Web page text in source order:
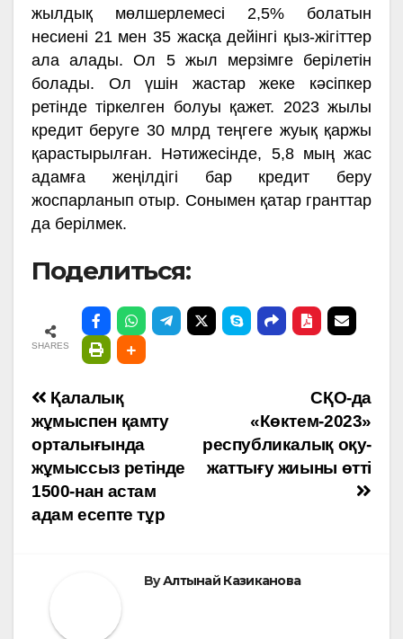
жылдық мөлшерлемесі 2,5% болатын
несиені 21 мен 35 жасқа дейінгі қыз-жігіттер
ала алады. Ол 5 жыл мерзімге берілетін
болады. Ол үшін жастар жеке кәсіпкер
ретінде тіркелген болуы қажет. 2023 жылы
кредит беруге 30 млрд теңгеге жуық қаржы
қарастырылған. Нәтижесінде, 5,8 мың жас
адамға жеңілдігі бар кредит беру
жоспарланып отыр. Сонымен қатар гранттар
да берілмек.
Поделиться:
SHARES
Навигация
по
записям
СҚО-да
«Көктем-2023»
республикалық оқу-
жаттығу жиыны өтті
Қалалық
жұмыспен қамту
орталығында
жұмыссыз ретінде
1500-нан астам
адам есепте тұр
ByАлтынай Казиканова